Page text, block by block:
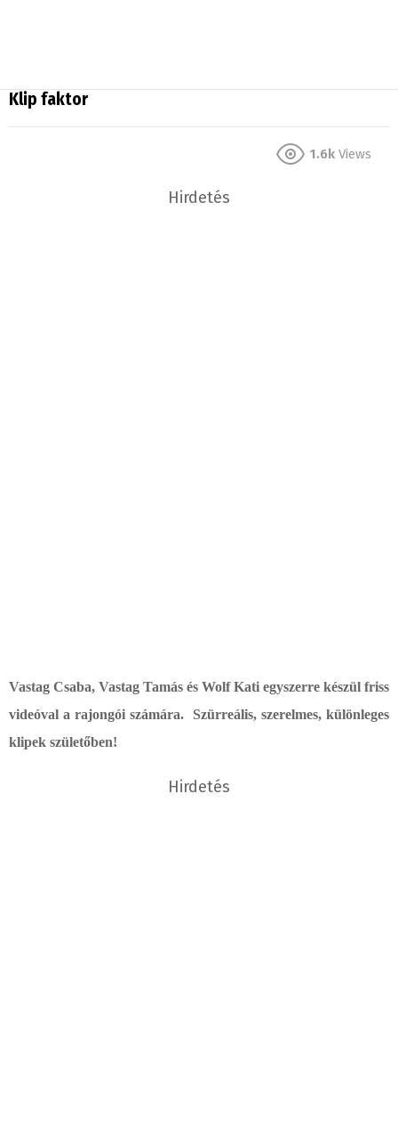
Klip faktor
1.6k Views
Hirdetés
Vastag Csaba, Vastag Tamás és Wolf Kati egyszerre készül friss
videóval a rajongói számára. Szürreális, szerelmes, különleges
klipek születőben!
Hirdetés